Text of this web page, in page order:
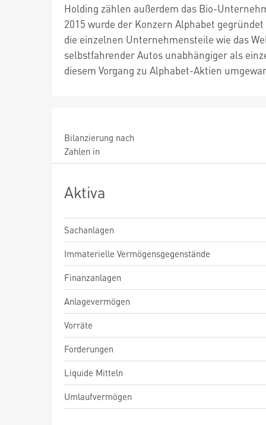
Holding zählen außerdem das Bio-
2015 wurde der Konzern Alphabet
die einzelnen Unternehmensteile wie das
selbstfahrender Autos unabhängiger als
diesem Vorgang zu Alphabet-Aktien
Bilanzierung nach
Zahlen in
Aktiva
Sachanlagen
Immaterielle Vermögensgegenstände
Finanzanlagen
Anlagevermögen
Vorräte
Forderungen
Liquide Mitteln
Umlaufvermögen